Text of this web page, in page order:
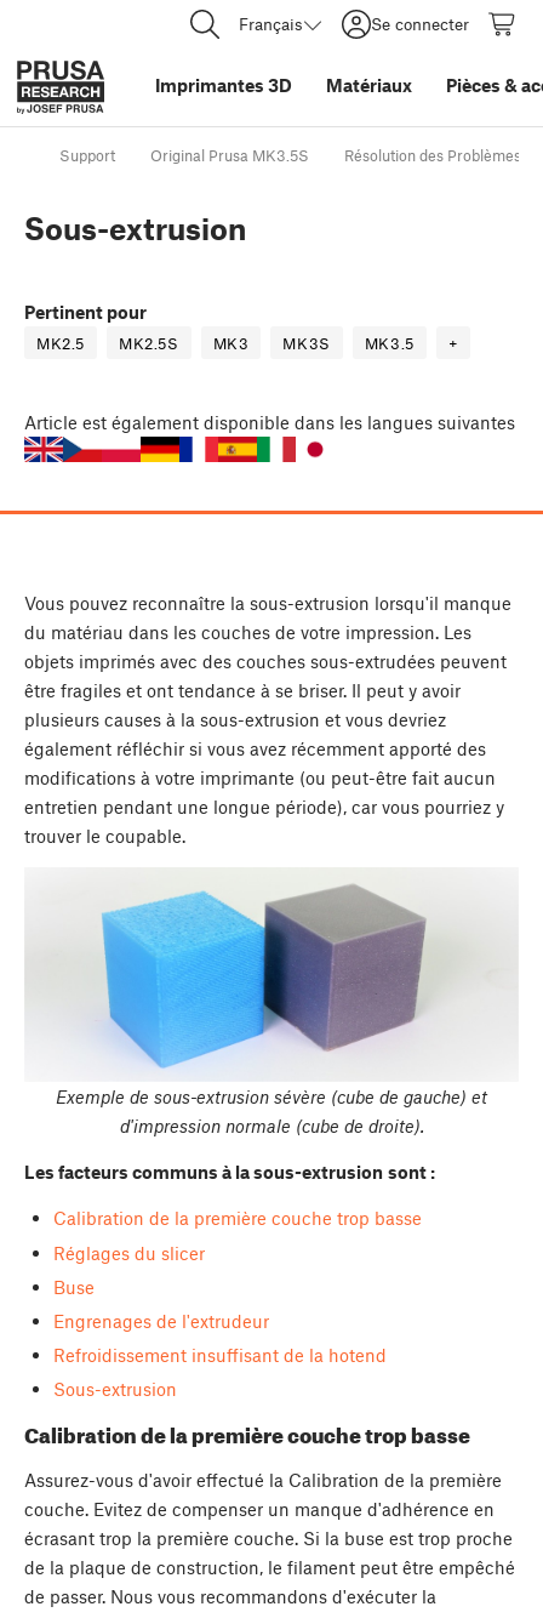
Français Se connecter
Imprimantes 3D Matériaux Pièces &
Support Original Prusa MK3.5S Résolution des Problèmes
Sous-extrusion
Pertinent pour
MK2.5 MK2.5S MK3 MK3S MK3.5 +
Article est également disponible dans les langues suivantes
Vous pouvez reconnaître la sous-extrusion lorsqu'il manque
du matériau dans les couches de votre impression. Les
objets imprimés avec des couches sous-extrudées peuvent
être fragiles et ont tendance à se briser. Il peut y avoir
plusieurs causes à la sous-extrusion et vous devriez
également réfléchir si vous avez récemment apporté des
modifications à votre imprimante (ou peut-être fait aucun
entretien pendant une longue période), car vous pourriez y
trouver le coupable.
Exemple de sous-extrusion sévère (cube de gauche) et
d'impression normale (cube de droite).
Les facteurs communs à la sous-extrusion sont :
Calibration de la première couche trop basse
Réglages du slicer
Buse
Engrenages de l'extrudeur
Refroidissement insuffisant de la hotend
Sous-extrusion
Calibration de la première couche trop basse
Assurez-vous d'avoir effectué la Calibration de la première
couche. Evitez de compenser un manque d'adhérence en
écrasant trop la première couche. Si la buse est trop proche
de la plaque de construction, le filament peut être empêché
de passer. Nous vous recommandons d'exécuter la